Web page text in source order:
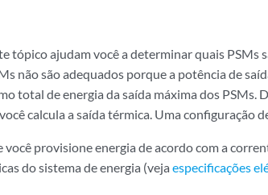
tópico ajudam você a determinar quais PSMs
não são adequados porque a potência de
total de energia da saída máxima dos PSMs.
calcula a saída térmica. Uma configuração
você provisione energia de acordo com a
do sistema de energia (veja especificações